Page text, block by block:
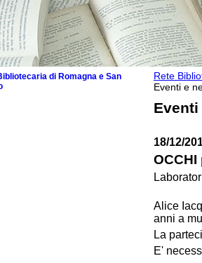
Rete
Eventi e
Eventi
18/12/
Alice
anni a
La
E'
di Romagna e San